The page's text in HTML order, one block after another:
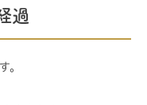
過
。